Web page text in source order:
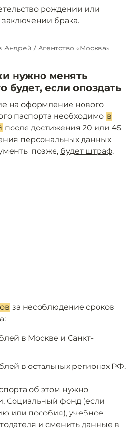
рождении или
заключении брака.
/ Агентство «Москва»
нужно менять
будет, если опоздать
на оформление нового
паспорта необходимо в
после достижения 20 или 45
персональных данных.
позже, будет штраф.
за несоблюдение сроков
в Москве и Санкт-
в остальных регионах РФ.
об этом нужно
Социальный фонд (если
или пособия), учебное
и сменить данные в